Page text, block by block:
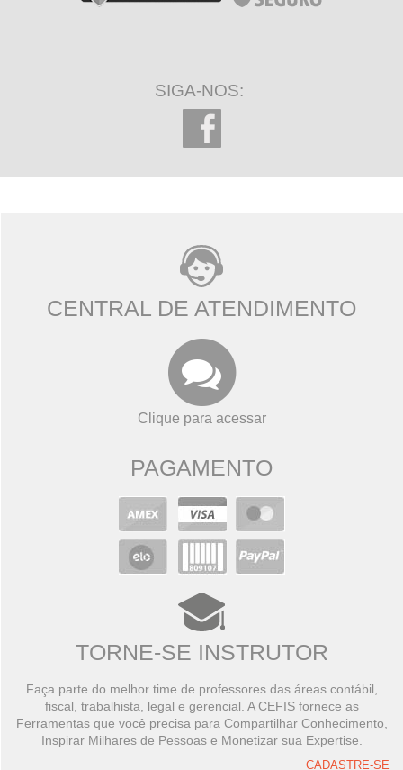
SIGA-NOS:
CENTRAL DE ATENDIMENTO
Clique para acessar
PAGAMENTO
TORNE-SE INSTRUTOR
Faça parte do melhor time de professores das áreas contábil,
fiscal, trabalhista, legal e gerencial. A CEFIS fornece as
Ferramentas que você precisa para Compartilhar Conhecimento,
Inspirar Milhares de Pessoas e Monetizar sua Expertise.
CADASTRE-SE